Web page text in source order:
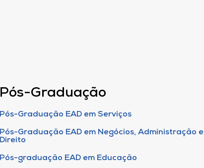
Pós-Graduação
Pós-Graduação EAD em Serviços
Pós-Graduação EAD em Negócios, Administração e
Direito
Pós-graduação EAD em Educação